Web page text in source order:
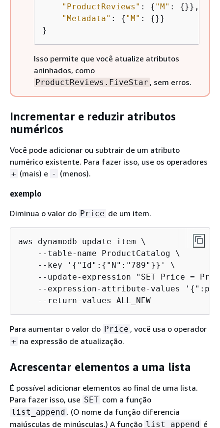
"ProductReviews" : { "M" : {}},
"Metadata" : { "M" : {}}
}
Isso permite que você atualize atributos
aninhados, como
ProductReviews.FiveStar , sem erros.
Incrementar e reduzir atributos
numéricos
Você pode adicionar ou subtrair de um atributo
numérico existente. Para fazer isso, use os operadores
+ (mais) e - (menos).
exemplo
Diminua o valor do Price de um item.
aws dynamodb update-item \
    --table-name ProductCatalog \
    --key '
{ "Id": { "N":"789"}}' \
--update-expression "SET Price =
    --expression-attribute-values '
{
    --return-values ALL_NEW
Para aumentar o valor do Price , você usa o operador
+ na expressão de atualização.
Acrescentar elementos a uma lista
É possível adicionar elementos ao final de uma lista.
Para fazer isso, use SET com a função
list_append . (O nome da função diferencia
maiúsculas de minúsculas.) A função list_append é